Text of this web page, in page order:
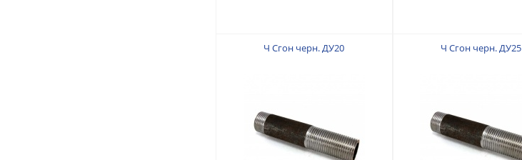
Ч Сгон черн. ДУ20 Ч Сгон черн. ДУ25